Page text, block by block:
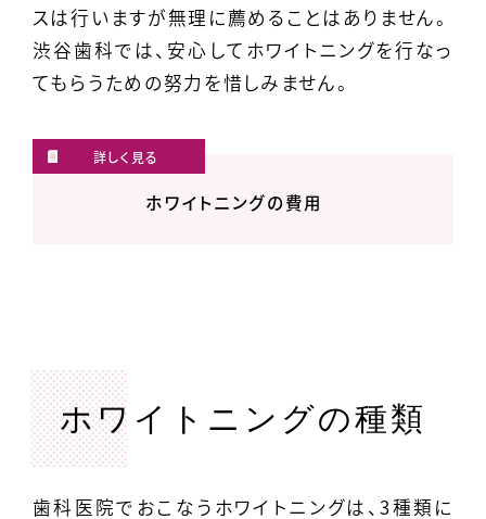
スは行いますが無理に薦めることはありません。
渋谷歯科では、安心してホワイトニングを行なっ
てもらうための努力を惜しみません。
ホワイトニングの費用
ホワイトニングの種類
歯科医院でおこなうホワイトニングは、3種類に